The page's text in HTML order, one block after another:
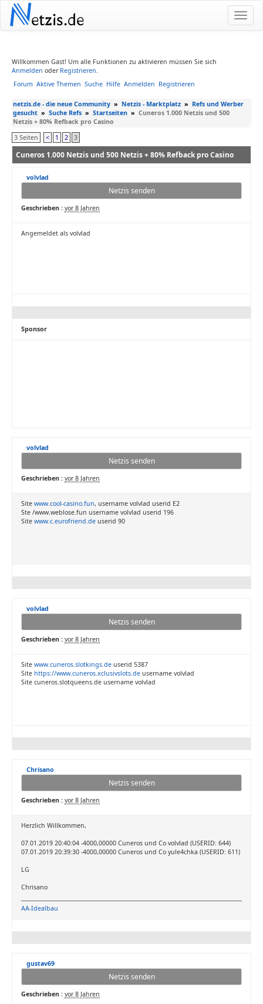
Netzis.de
Willkommen Gast! Um alle Funktionen zu aktivieren müssen Sie sich
Anmelden oder Registrieren.
Forum Aktive Themen Suche Hilfe Anmelden Registrieren
netzis.de - die neue Community » Netzis - Marktplatz » Refs und Werber
gesucht » Suche Refs » Startseiten » Cuneros 1.000 Netzis und 500
Netzis + 80% Refback pro Casino
3 Seiten
< 1 2 3
Cuneros 1.000 Netzis und 500 Netzis + 80% Refback pro Casino
volvlad
Netzis senden
Geschrieben : vor 8 Jahren
Angemeldet als volvlad
Sponsor
volvlad
Netzis senden
Geschrieben : vor 8 Jahren
Site www.cool-casino.fun, username volvlad userid E2
Ste /www.weblose.fun username volvlad userid 196
Site www.c.eurofriend.de userid 90
volvlad
Netzis senden
Geschrieben : vor 8 Jahren
Site www.cuneros.slotkings.de userid 5387
Site https://www.cuneros.xclusivslots.de username volvlad
Site cuneros.slotqueens.de username volvlad
Chrisano
Netzis senden
Geschrieben : vor 8 Jahren
Herzlich Willkommen,
07.01.2019 20:40:04 -4000,00000 Cuneros und Co volvlad (USERID: 644)
07.01.2019 20:39:30 -4000,00000 Cuneros und Co yule4chka (USERID: 611)
LG
Chrisano
AA-Idealbau
gustav69
Netzis senden
Geschrieben : vor 8 Jahren